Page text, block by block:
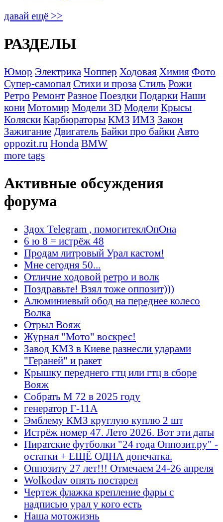
давай ещё >>
РАЗДЕЛЫ
Юмор Электрика Чоппер Ходовая Химия Фото
Супер-самопал Стихи и проза Стиль Рожи
Ретро Ремонт Разное Поездки Подарки Наши
кони Мотомир Модели 3D Модели Крысы
Коляски Карбюраторы КМЗ ИМЗ Закон
Зажигание Двигатель Байки про байки Авто
oppozit.ru Honda BMW
more tags
Активные обсуждения
форума
Здох Telegram , помогитеклОпОна
6 ю 8 = истрёж 48
Продам литровый Урал кастом!
Мне сегодня 50...
Отличие ходовой ретро и волк
Поздравьте! Взял тоже оппозит)))
Алюминиевый обод на переднее колесо
Волка
Отрыл Вояж
Журнал "Мото" воскрес!
Завод КМЗ в Киеве разнесли ударами
"Гераней" и ракет
Крышку переднего гтц или гтц в сборе
Вояж
Собрать М 72 в 2025 году
генератор Г-11А
Эмблему КМЗ круглую куплю 2 шт
Истрёж номер 47. Лето 2026. Вот эти даты
Пиратские футболки "24 года Оппозит.ру" -
остатки + ЕЩЁ ОДНА допечатка.
Оппозиту 27 лет!!! Отмечаем 24-26 апреля
Wolkodav опять постарел
Чертеж флажка крепление фары с
надписью урал у кого есть
Наша мотожизнь